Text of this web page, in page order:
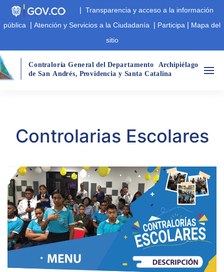
| Transparencia y acceso a la información
pública | Atención y Servicios a la Ciudadanía | Participa | Mapa del
sitio
Contraloría General del Departamento Archipiélago
de San Andrés, Providencia y Santa Catalina
Controlarias Escolares